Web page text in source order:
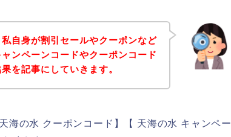
自身が割引セールやクーポンなど
ンペーンコードやクーポンコード
を記事にしていきます。
海の水 クーポンコード】【 天海の水 キャンペー